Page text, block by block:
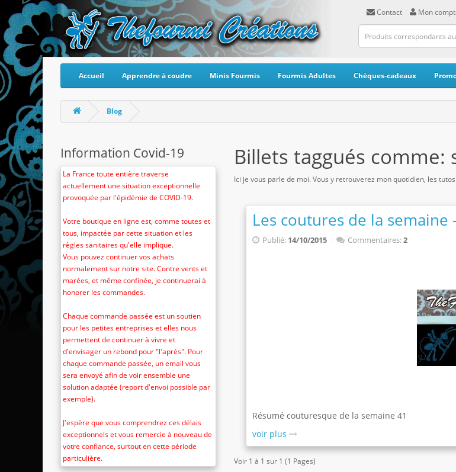
Contact Mon
Accueil Apprendre à coudre Minis Fourmis Fourmis Adultes Chèques-cadeaux
Blog
Information Covid-19
La France toute entière traverse
actuellement une situation exceptionnelle
provoquée par l'épidémie de COVID-19.
Votre boutique en ligne est, comme toutes et
tous, impactée par cette situation et les
règles sanitaires qu'elle implique.
Vous pouvez continuer vos achats
normalement sur notre site. Contre vents et
marées, et même confinée, je continuerai à
honorer les commandes.
Chaque commande passée est un soutien
pour les petites entreprises et elles nous
permettent de continuer à vivre et
d'envisager un rebond pour "l'après". Pour
chaque commande passée, un email vous
sera envoyé afin de voir ensemble une
solution adaptée (report d'envoi possible par
exemple).
J'espère que vous comprendrez ces délais
exceptionnels et vous remercie à nouveau de
votre confiance, surtout en cette période
particulière.
Billets taggués comme:
Ici je vous parle de moi. Vous y retrouverez mon quotidien, les
Les coutures de la semaine
Publié: 14/10/2015 Commentaires:2
Résumé couturesque de la semaine 41
voir plus
Voir 1 à 1 sur 1 (1 Pages)